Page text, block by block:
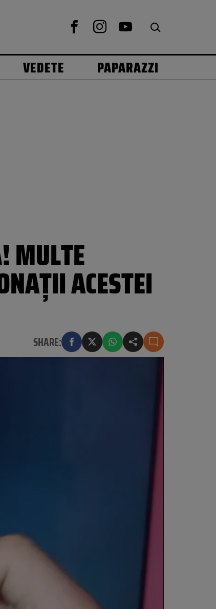
VEDETE PAPARAZZI
MULTE
ACESTEI
SHARE: